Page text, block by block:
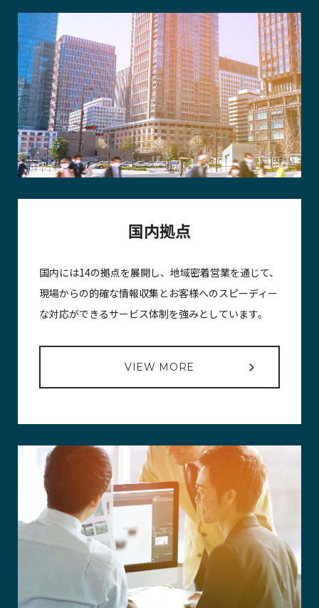
国内拠点
国内には14の拠点を展開し、地域密着営業を通じて、
現場からの的確な情報収集とお客様へのスピーディー
な対応ができるサービス体制を強みとしています。
VIEW MORE